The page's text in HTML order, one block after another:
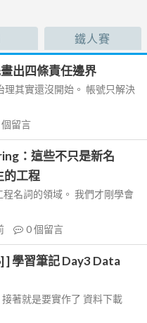
鐵人賽
出四條責任邊界
其實還沒開始。 帳號只解決
個留言
：這些不只是新名
的工程
名詞的領域。 我們才剛學會
0個留言
] 學習筆記 Day3 Data
著就是要實作了 資料下載